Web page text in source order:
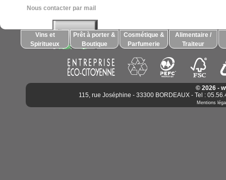
Nous contacter par mail
Vins et
Spiritueux
Prêt à porter &
Boutique
Cosmétique &
Parfumerie
Alimentaire /
Traiteur
© 2026 -
115, rue Joséphine - 33300 BORDEAUX - Tel :
Mentions